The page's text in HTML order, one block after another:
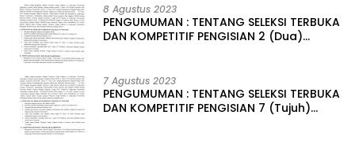
LINGKUNGAN PEMERINTAH DAERAH KABUPATEN KONAWE
8 Agustus 2023
PENGUMUMAN : TENTANG SELEKSI TERBUKA
DAN KOMPETITIF PENGISIAN 2 (Dua)
KABUPATEN KONAWE
7 Agustus 2023
PENGUMUMAN : TENTANG SELEKSI TERBUKA
DAN KOMPETITIF PENGISIAN 7 (Tujuh)